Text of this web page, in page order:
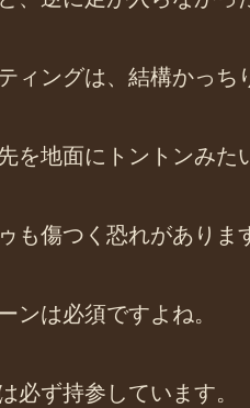
ィングは、結構かっち
を地面にトントンみた
も傷つく恐れがありま
ンは必須ですよね。
必ず持参しています。